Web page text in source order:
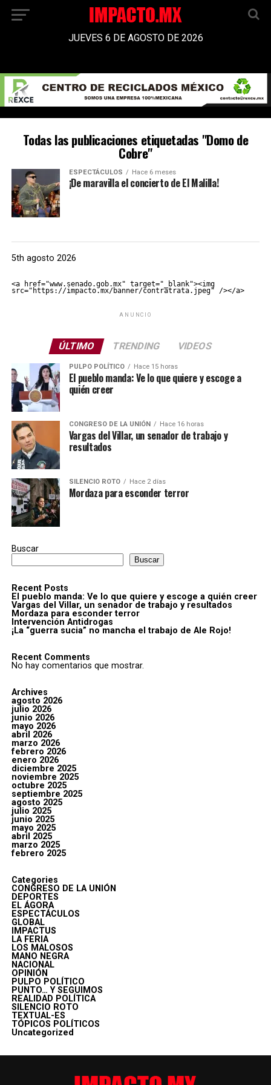
JUEVES 6 DE AGOSTO DE 2026
Todas las publicaciones etiquetadas "Domo de
Cobre"
ESPECTÁCULOS Hace 6 meses
¡De maravilla el concierto de El Malilla!
5th agosto 2026
<a href="www.senado.gob.mx" target="_blank"><img
src="https://impacto.mx/banner/contratrata.jpeg" /></a>
ANUNCIO
ÚLTIMO TRENDING VIDEOS
PULPO POLÍTICO Hace 15 horas
El pueblo manda: Ve lo que quiere y escoge a
quién creer
CONGRESO DE LA UNIÓN Hace 16 horas
Vargas del Villar, un senador de trabajo y
resultados
SILENCIO ROTO Hace 2 días
Mordaza para esconder terror
Buscar
Buscar
Recent Posts
El pueblo manda: Ve lo que quiere y escoge a quién creer
Vargas del Villar, un senador de trabajo y resultados
Mordaza para esconder terror
Intervención Antidrogas
¡La “guerra sucia” no mancha el trabajo de Ale Rojo!
Recent Comments
No hay comentarios que mostrar.
Archives
agosto 2026
julio 2026
junio 2026
mayo 2026
abril 2026
marzo 2026
febrero 2026
enero 2026
diciembre 2025
noviembre 2025
octubre 2025
septiembre 2025
agosto 2025
julio 2025
junio 2025
mayo 2025
abril 2025
marzo 2025
febrero 2025
Categories
CONGRESO DE LA UNIÓN
DEPORTES
EL ÁGORA
ESPECTÁCULOS
GLOBAL
IMPACTUS
LA FERIA
LOS MALOSOS
MANO NEGRA
NACIONAL
OPINIÓN
PULPO POLÍTICO
PUNTO… Y SEGUIMOS
REALIDAD POLÍTICA
SILENCIO ROTO
TEXTUAL-ES
TÓPICOS POLÍTICOS
Uncategorized